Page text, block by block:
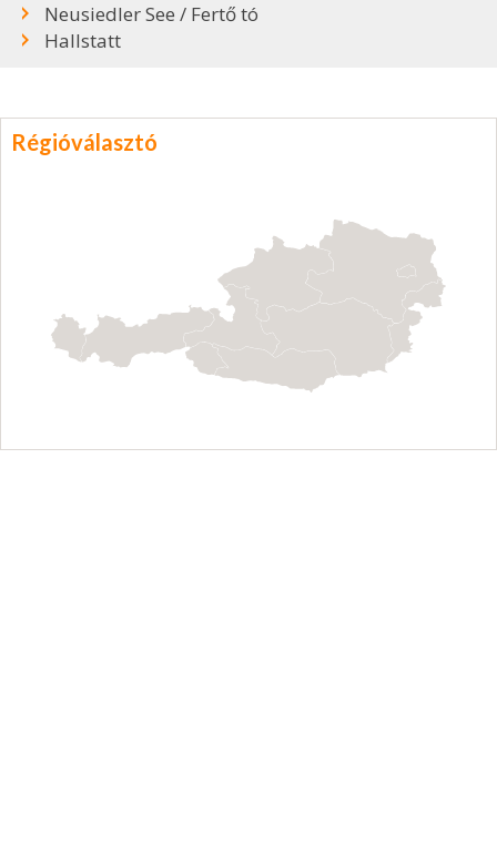
Neusiedler See / Fertő tó
Hallstatt
Régióválasztó